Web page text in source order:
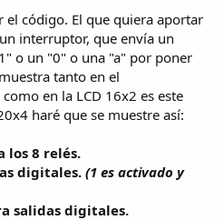
código. El que quiera aportar
interruptor, que envía un
o un "0" o una "a" por poner
tanto en el
en la LCD 16x2 es este
haré que se muestre así:
los 8 relés.
digitales. (1 es activado y
salidas digitales.